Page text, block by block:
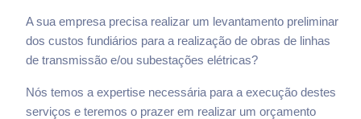
A sua empresa precisa realizar um levantamento preliminar
dos custos fundiários para a realização de obras de linhas
de transmissão e/ou subestações elétricas?
Nós temos a expertise necessária para a execução destes
serviços e teremos o prazer em realizar um orçamento